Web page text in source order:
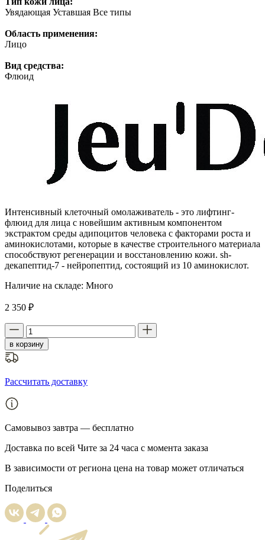
Увядающая Уставшая Все типы
Область применения:
Лицо
Вид средства:
Флюид
Интенсивный клеточный омолаживатель - это лифтинг-
флюид для лица с новейшим активным компонентом
экстрактом среды адипоцитов человека с факторами роста и
аминокислотами, которые в качестве строительного материала
способствуют регенерации и восстановлению кожи. sh-
декапептид-7 - нейропептид, состоящий из 10 аминокислот.
Наличие на складе: Много
2 350 ₽
в корзину
Рассчитать доставку
Самовывоз завтра — бесплатно
Доставка по всей Чите за 24 часа с момента заказа
В зависимости от региона цена на товар может отличаться
Поделиться